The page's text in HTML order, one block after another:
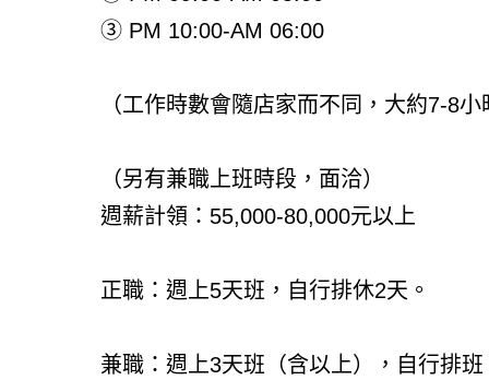
③ PM 10:00-AM 06:00
（工作時數會隨店家而不同，大約7-8小
（另有兼職上班時段，面洽）
週薪計領：55,000-80,000元以上
正職：週上5天班，自行排休2天。
兼職：週上3天班（含以上），自行排班